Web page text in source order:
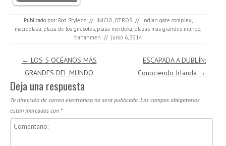
Publicado por: Rod Stylezz // INICIO OTROS // indian gate complex
macroplaza plaza de los girasoles plaza merdeka plazas mas grandes mundo
tiananmen // junio 6, 2014
Navegación de entradas
← LOS 5 OCÉANOS MÁS
GRANDES DEL MUNDO
ESCAPADA A DUBLÍN:
Conociendo Irlanda →
Deja una respuesta
Tu dirección de correo electrónico no será publicada. Los campos obligatorios
están marcados con *